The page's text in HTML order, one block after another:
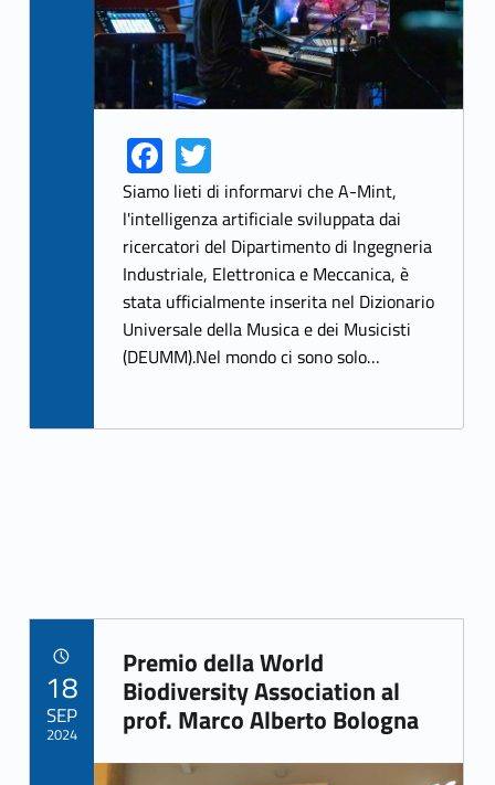
Link identifier share facebook archive #share-link-archive-12605Fa
ce
b
o
o
k
Link identifier share twitter archive #share-link-archive-865 T
w
itt
er
Siamo lieti di informarvi che A-Mint,
l'intelligenza artificiale sviluppata dai
ricercatori del Dipartimento di Ingegneria
Industriale, Elettronica e Meccanica, è
stata ufficialmente inserita nel Dizionario
Universale della Musica e dei Musicisti
(DEUMM).Nel mondo ci sono solo…
Link identifier archive #link-archive-4309
Premio della World
Biodiversity Association al
prof. Marco Alberto Bologna
Link identifier archive #link-archive-thumb-soap-31755
18
SEP
2024